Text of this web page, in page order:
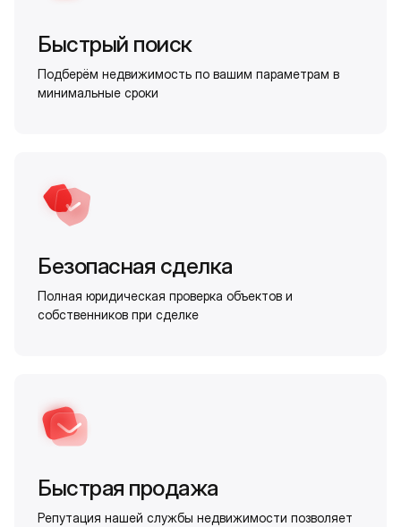
Быстрый поиск
Подберём недвижимость по вашим параметрам в
минимальные сроки
Безопасная сделка
Полная юридическая проверка объектов и
собственников при сделке
Быстрая продажа
Репутация нашей службы недвижимости позволяет